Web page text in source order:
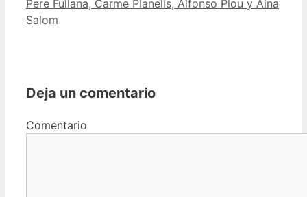
Pere Fullana, Carme Planells, Alfonso Plou y Aina
Salom
Deja un comentario
Comentario